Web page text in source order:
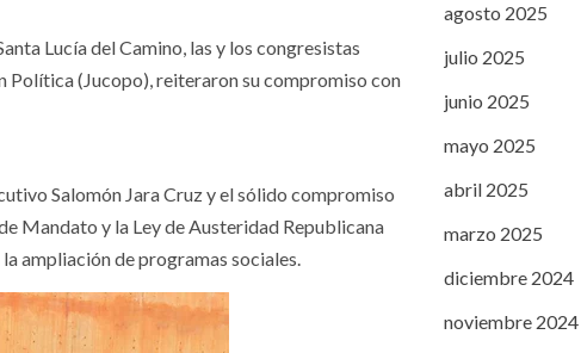
Lucía del Camino, las y los congresistas
Política (Jucopo), reiteraron su compromiso con
Salomón Jara Cruz y el sólido compromiso
Mandato y la Ley de Austeridad Republicana
ampliación de programas sociales.
agosto 2025
julio 2025
junio 2025
mayo 2025
abril 2025
marzo 2025
diciembre 2024
noviembre 2024